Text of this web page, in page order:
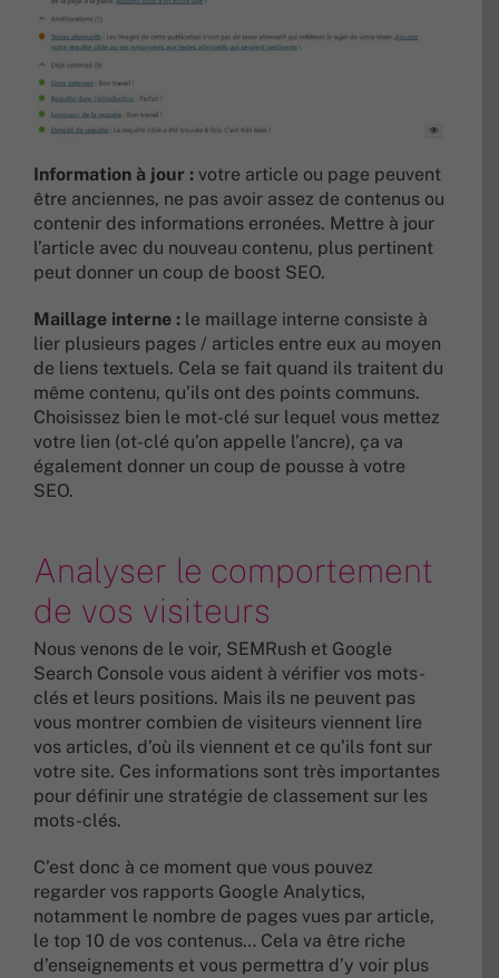
Information à jour : votre article ou page peuvent
être anciennes, ne pas avoir assez de contenus ou
contenir des informations erronées. Mettre à jour
l’article avec du nouveau contenu, plus pertinent
peut donner un coup de boost SEO.
Maillage interne : le maillage interne consiste à
lier plusieurs pages / articles entre eux au moyen
de liens textuels. Cela se fait quand ils traitent du
même contenu, qu’ils ont des points communs.
Choisissez bien le mot-clé sur lequel vous mettez
votre lien (ot-clé qu’on appelle l’ancre), ça va
également donner un coup de pousse à votre
SEO.
Analyser le comportement
de vos visiteurs
Nous venons de le voir, SEMRush et Google
Search Console vous aident à vérifier vos mots-
clés et leurs positions. Mais ils ne peuvent pas
vous montrer combien de visiteurs viennent lire
vos articles, d’où ils viennent et ce qu’ils font sur
votre site. Ces informations sont très importantes
pour définir une stratégie de classement sur les
mots-clés.
C’est donc à ce moment que vous pouvez
regarder vos rapports Google Analytics,
notamment le nombre de pages vues par article,
le top 10 de vos contenus… Cela va être riche
d’enseignements et vous permettra d’y voir plus